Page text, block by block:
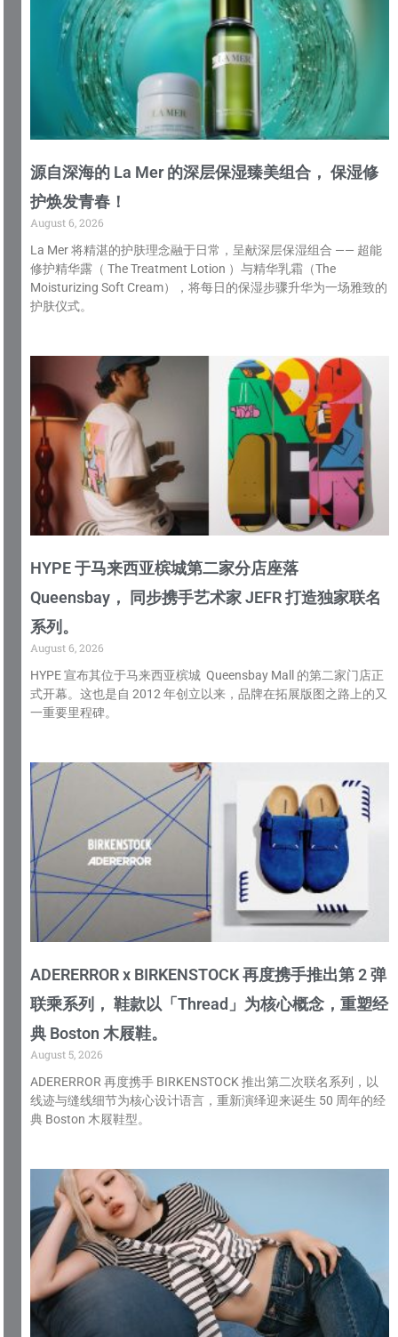
源自深海的 La Mer 的深层保湿臻美组合， 保湿修
护焕发青春！
August 6, 2026
La Mer 将精湛的护肤理念融于日常，呈献深层保湿组合 —— 超能
修护精华露（ The Treatment Lotion ）与精华乳霜（The
Moisturizing Soft Cream），将每日的保湿步骤升华为一场雅致的
护肤仪式。
HYPE 于马来西亚槟城第二家分店座落
Queensbay， 同步携手艺术家 JEFR 打造独家联名
系列。
August 6, 2026
HYPE 宣布其位于马来西亚槟城 Queensbay Mall 的第二家门店正
式开幕。这也是自 2012 年创立以来，品牌在拓展版图之路上的又
一重要里程碑。
ADERERROR x BIRKENSTOCK 再度携手推出第 2 弹
联乘系列， 鞋款以「Thread」为核心概念，重塑经
典 Boston 木屐鞋。
August 5, 2026
ADERERROR 再度携手 BIRKENSTOCK 推出第二次联名系列，以
线迹与缝线细节为核心设计语言，重新演绎迎来诞生 50 周年的经
典 Boston 木屐鞋型。